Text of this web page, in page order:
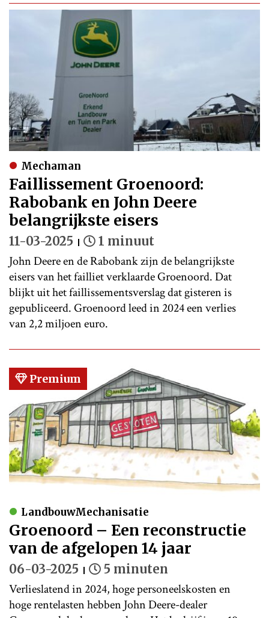
Mechaman
Faillissement Groenoord:
Rabobank en John Deere
belangrijkste eisers
11-03-2025 1 minuut
John Deere en de Rabobank zijn de belangrijkste
eisers van het failliet verklaarde Groenoord. Dat
blijkt uit het faillissementsverslag dat gisteren is
gepubliceerd. Groenoord leed in 2024 een verlies
van 2,2 miljoen euro.
Premium
LandbouwMechanisatie
Groenoord – Een reconstructie
van de afgelopen 14 jaar
06-03-2025 5 minuten
Verlieslatend in 2024, hoge personeelskosten en
hoge rentelasten hebben John Deere-dealer